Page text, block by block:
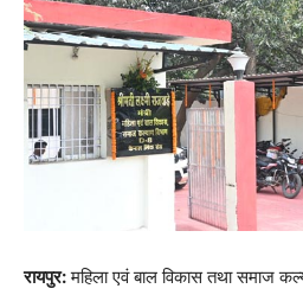
रायपुर:महिला एवं बाल विकास तथा समाज